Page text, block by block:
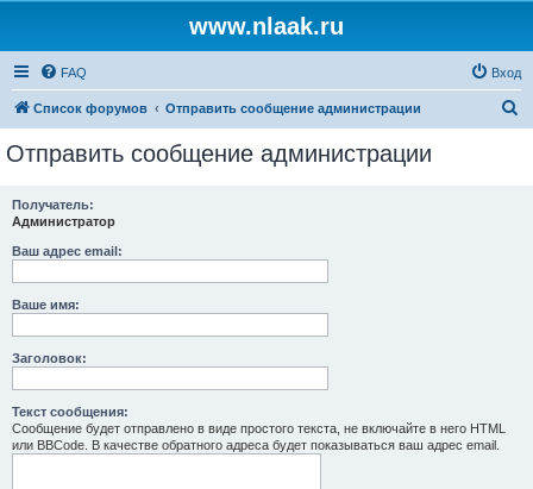
www.nlaak.ru
FAQ Вход
Список форумов Отправить сообщение администрации
Отправить сообщение администрации
Получатель:
Администратор
Ваш адрес email:
Ваше имя:
Заголовок:
Текст сообщения:
Сообщение будет отправлено в виде простого текста, не включайте в него HTML
или BBCode. В качестве обратного адреса будет показываться ваш адрес email.